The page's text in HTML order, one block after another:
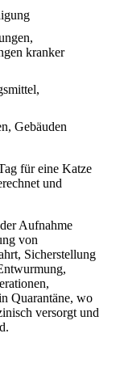
kranker
Gebäuden
für eine Katze
und
Aufnahme
von
Sicherstellung
Quarantäne, wo
versorgt und